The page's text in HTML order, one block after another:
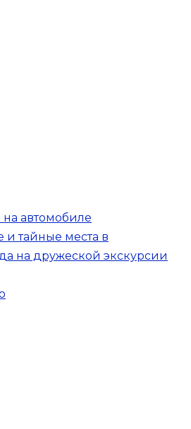
автомобиле
и тайные места в
на дружеской экскурсии